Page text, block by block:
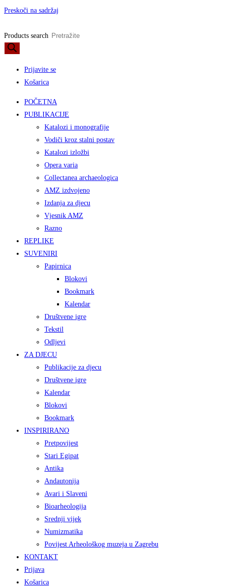
Preskoči na sadržaj
Products search
Prijavite se
Košarica
POČETNA
PUBLIKACIJE
Katalozi i monografije
Vodiči kroz stalni postav
Katalozi izložbi
Opera varia
Collectanea archaeologica
AMZ izdvojeno
Izdanja za djecu
Vjesnik AMZ
Razno
REPLIKE
SUVENIRI
Papirnica
Blokovi
Bookmark
Kalendar
Društvene igre
Tekstil
Odljevi
ZA DJECU
Publikacije za djecu
Društvene igre
Kalendar
Blokovi
Bookmark
INSPIRIRANO
Pretpovijest
Stari Egipat
Antika
Andautonija
Avari i Slaveni
Bioarheologija
Srednji vijek
Numizmatika
Povijest Arheološkog muzeja u Zagrebu
KONTAKT
Prijava
Košarica